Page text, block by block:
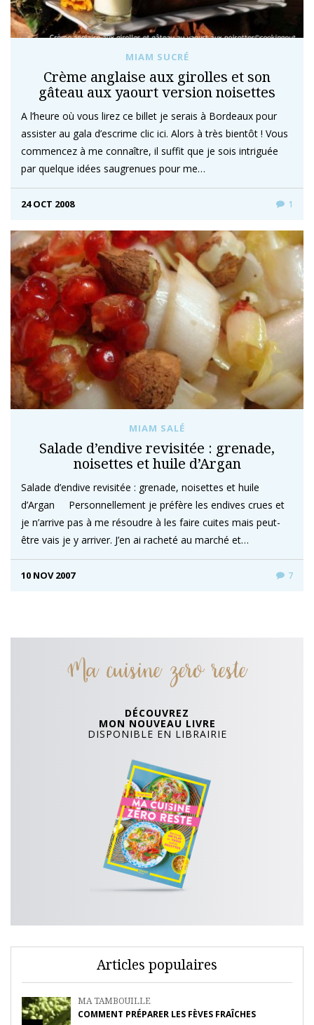
MIAM SUCRÉ
Crème anglaise aux girolles et son
gâteau aux yaourt version noisettes
A l’heure où vous lirez ce billet je serais à Bordeaux pour
assister au gala d’escrime clic ici. Alors à très bientôt ! Vous
commencez à me connaître, il suffit que je sois intriguée
par quelque idées saugrenues pour me…
24 OCT 2008 1
MIAM SALÉ
Salade d’endive revisitée : grenade,
noisettes et huile d’Argan
Salade d’endive revisitée : grenade, noisettes et huile
d’Argan Personnellement je préfère les endives crues et
je n’arrive pas à me résoudre à les faire cuites mais peut-
être vais je y arriver. J’en ai racheté au marché et…
10 NOV 2007 7
Ma cuisine zero reste
DÉCOUVREZ
MON NOUVEAU LIVRE
DISPONIBLE EN LIBRAIRIE
Articles populaires
MA TAMBOUILLE
COMMENT PRÉPARER LES FÈVES FRAÎCHES